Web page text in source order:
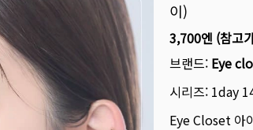
이)
3,700엔 (참고
브랜드: Eye
시리즈: 1day
Eye Closet 아